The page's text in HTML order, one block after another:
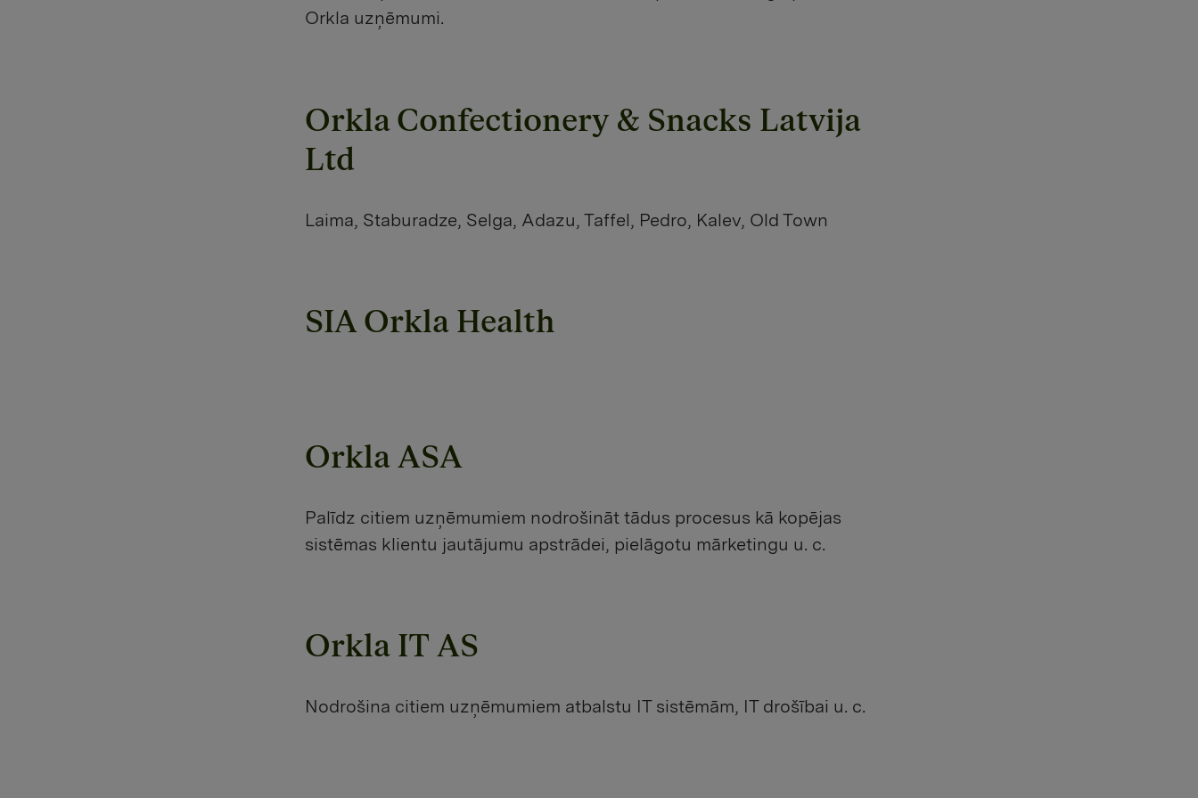
Orkla uzņēmumi.
Orkla Confectionery & Snacks Latvija
Ltd
Laima, Staburadze, Selga, Adazu, Taffel, Pedro, Kalev, Old Town
SIA Orkla Health
Orkla ASA
Palīdz citiem uzņēmumiem nodrošināt tādus procesus kā kopējas
sistēmas klientu jautājumu apstrādei, pielāgotu mārketingu u. c.
Orkla IT AS
Nodrošina citiem uzņēmumiem atbalstu IT sistēmām, IT drošībai u. c.